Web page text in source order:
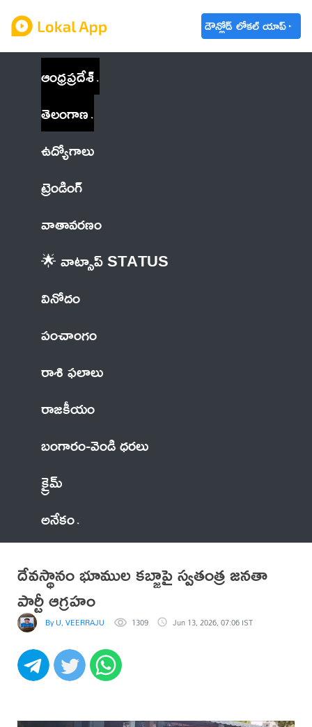
డౌన్లోడ్ లోకల్ యాప్
ఆంధ్రప్రదేశ్
తెలంగాణ
ఉద్యోగాలు
ట్రెండింగ్
వాతావరణం
🌟 వాట్సాప్ STATUS
వినోదం
పంచాంగం
రాశి ఫలాలు
రాజకీయం
బంగారం-వెండి ధరలు
క్రైమ్
అనేకం
దేవస్థానం భూముల కబ్జాపై స్వతంత్ర జనతా
పార్టీ ఆగ్రహం
By U, VEERRAJU 1309 Jun 13, 2026, 07:06 IST